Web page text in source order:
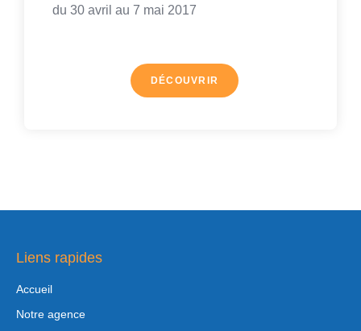
du 30 avril au 7 mai 2017
DÉCOUVRIR
Liens rapides
Accueil
Notre agence